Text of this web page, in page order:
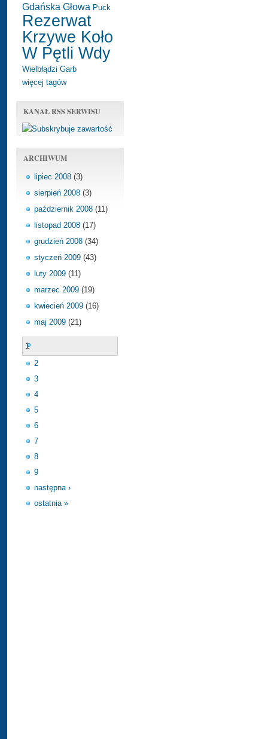
Gdańska Głowa Puck
Rezerwat
Krzywe Koło
W Pętli Wdy
Wielbłądzi Garb
więcej tagów
KANAŁ RSS SERWISU
ARCHIWUM
lipiec 2008 (3)
sierpień 2008 (3)
październik 2008 (11)
listopad 2008 (17)
grudzień 2008 (34)
styczeń 2009 (43)
luty 2009 (11)
marzec 2009 (19)
kwiecień 2009 (16)
maj 2009 (21)
1
2
3
4
5
6
7
8
9
następna ›
ostatnia »